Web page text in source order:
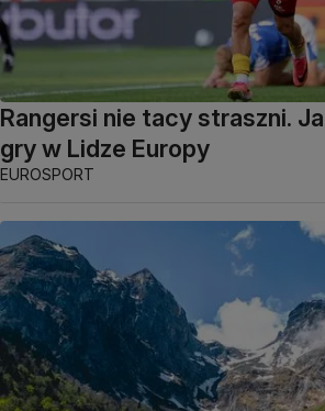
Rangersi nie tacy straszni.
gry w Lidze Europy
EUROSPORT